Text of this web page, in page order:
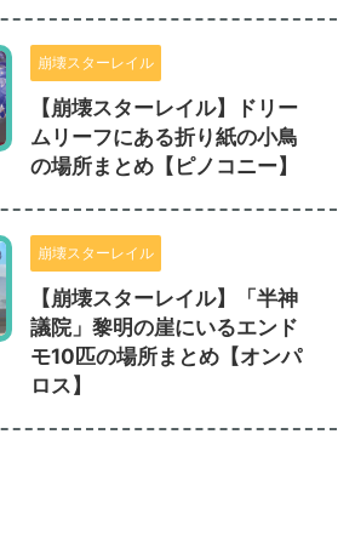
崩壊スターレイル
【崩壊スターレイル】ドリー
ムリーフにある折り紙の小鳥
の場所まとめ【ピノコニー】
崩壊スターレイル
【崩壊スターレイル】「半神
議院」黎明の崖にいるエンド
モ10匹の場所まとめ【オンパ
ロス】